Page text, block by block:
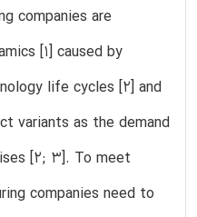
companies are
[1] caused by
life cycles [2] and
variants as the demand
[2; 3]. To meet
companies need to